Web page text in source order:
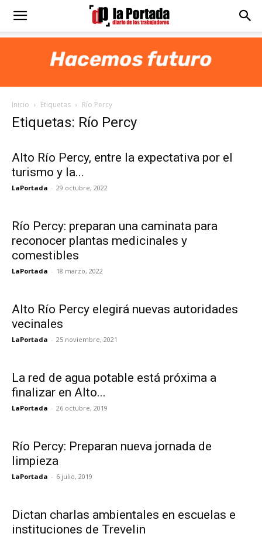
Diario
Portada
Inicio Etiquetas Río Percy
Etiquetas: Río Percy
Alto Río Percy, entre la expectativa por el
turismo y la...
LaPortada - 29 octubre, 2022
Río Percy: preparan una caminata para
reconocer plantas medicinales y
comestibles
LaPortada - 18 marzo, 2022
Alto Río Percy elegirá nuevas autoridades
vecinales
LaPortada - 25 noviembre, 2021
La red de agua potable está próxima a
finalizar en Alto...
LaPortada - 26 octubre, 2019
Río Percy: Preparan nueva jornada de
limpieza
LaPortada - 6 julio, 2019
Dictan charlas ambientales en escuelas e
instituciones de Trevelin